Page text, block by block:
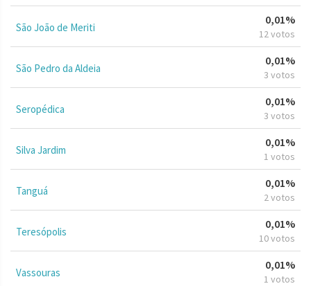
São João de Meriti
0,01%
12 votos
São Pedro da Aldeia
0,01%
3 votos
Seropédica
0,01%
3 votos
Silva Jardim
0,01%
1 votos
Tanguá
0,01%
2 votos
Teresópolis
0,01%
10 votos
Vassouras
0,01%
1 votos